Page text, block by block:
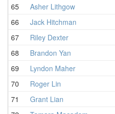
65
Asher Lithgow
66
Jack Hitchman
67
Riley Dexter
68
Brandon Yan
69
Lyndon Maher
70
Roger Lin
71
Grant Lian